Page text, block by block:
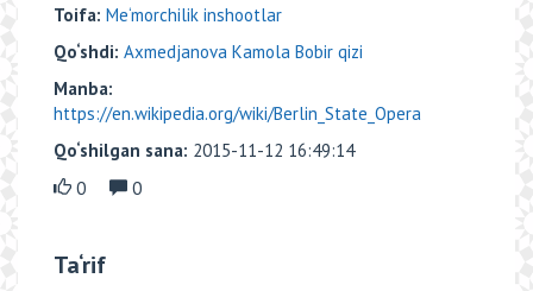
Toifa: Me‘morchilik inshootlar
Qo‘shdi: Axmedjanova Kamola Bobir qizi
Manba:
https://en.wikipedia.org/wiki/Berlin_State_Opera
Qo‘shilgan sana: 2015-11-12 16:49:14
0
0
Ta‘rif